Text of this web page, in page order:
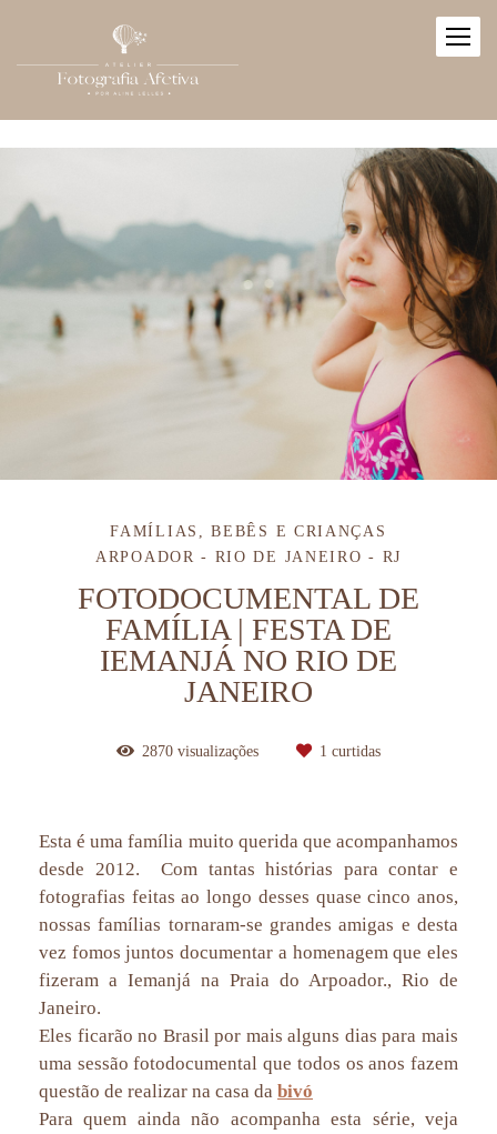
FAMÍLIAS, BEBÊS E CRIANÇAS
ARPOADOR - RIO DE JANEIRO - RJ
FOTODOCUMENTAL DE
FAMÍLIA | FESTA DE
IEMANJÁ NO RIO DE
JANEIRO
2870 visualizações 1 curtidas
Esta é uma família muito querida que acompanhamos
desde 2012. Com tantas histórias para contar e
fotografias feitas ao longo desses quase cinco anos,
nossas famílias tornaram-se grandes amigas e desta
vez fomos juntos documentar a homenagem que eles
fizeram a Iemanjá na Praia do Arpoador., Rio de
Janeiro.
Eles ficarão no Brasil por mais alguns dias para mais
uma sessão fotodocumental que todos os anos fazem
questão de realizar na casa da bivó
Para quem ainda não acompanha esta série, veja